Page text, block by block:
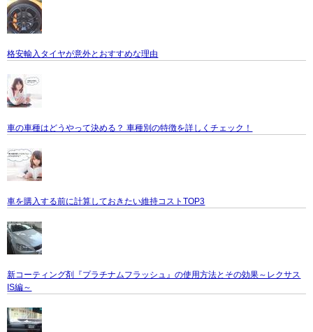
格安輸入タイヤが意外とおすすめな理由
車の車種はどうやって決める？ 車種別の特徴を詳しくチェック！
車を購入する前に計算しておきたい維持コストTOP3
新コーティング剤『プラチナムフラッシュ』の使用方法とその効果～レクサス
IS編～